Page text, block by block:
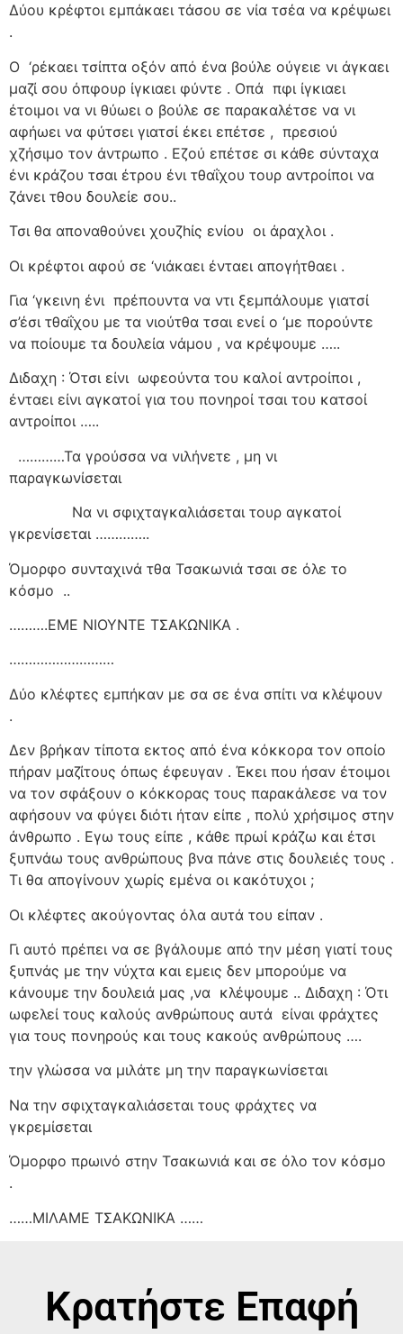
Δύου κρέφτοι εμπάκαει τάσου σε νία τσέα να κρέψωει
.
Ο ‘ρέκαει τσίπτα οξόν από ένα βούλε ούγειε νι άγκαει
μαζί σου όπφουρ ίγκιαει φύντε . Οπά πφι ίγκιαει
έτοιμοι να νι θύωει ο βούλε σε παρακαλέτσε να νι
αφήωει να φύτσει γιατσί έκει επέτσε , πρεσιού
χζήσιμο τον άντρωπο . Εζού επέτσε σι κάθε σύνταχα
ένι κράζου τσαι έτρου ένι τθαΐχου τουρ αντροίποι να
ζάνει τθου δουλείε σου..
Τσι θα αποναθούνει χουζhίς ενίου οι άραχλοι .
Οι κρέφτοι αφού σε ‘νιάκαει ένταει απογήτθαει .
Για ‘γκεινη ένι πρέπουντα να ντι ξεμπάλουμε γιατσί
σ’έσι τθαΐχου με τα νιούτθα τσαι ενεί ο ‘με πορούντε
να ποίουμε τα δουλεία νάμου , να κρέψουμε …..
Διδαχη : Ότσι είνι ωφεούντα του καλοί αντροίποι ,
ένταει είνι αγκατοί για του πονηροί τσαι του κατσοί
αντροίποι …..
…………Τα γρούσσα να νιλήνετε , μη νι
παραγκωνίσεται
Να νι σφιχταγκαλιάσεται τουρ αγκατοί
γκρενίσεται …………..
Όμορφο συνταχινά τθα Τσακωνιά τσαι σε όλε το
κόσμο ..
……….ΕΜΕ ΝΙΟΥΝΤΕ ΤΣΑΚΩΝΙΚΑ .
………………………
Δύο κλέφτες εμπήκαν με σα σε ένα σπίτι να κλέψουν
.
Δεν βρήκαν τίποτα εκτος από ένα κόκκορα τον οποίο
πήραν μαζίτους όπως έφευγαν . Έκει που ήσαν έτοιμοι
να τον σφάξουν ο κόκκορας τους παρακάλεσε να τον
αφήσουν να φύγει διότι ήταν είπε , πολύ χρήσιμος στην
άνθρωπο . Εγω τους είπε , κάθε πρωί κράζω και έτσι
ξυπνάω τους ανθρώπους βνα πάνε στις δουλειές τους .
Τι θα απογίνουν χωρίς εμένα οι κακότυχοι ;
Οι κλέφτες ακούγοντας όλα αυτά του είπαν .
Γι αυτό πρέπει να σε βγάλουμε από την μέση γιατί τους
ξυπνάς με την νύχτα και εμεις δεν μπορούμε να
κάνουμε την δουλειά μας ,να κλέψουμε .. Διδαχη : Ότι
ωφελεί τους καλούς ανθρώπους αυτά είναι φράχτες
για τους πονηρούς και τους κακούς ανθρώπους ….
την γλώσσα να μιλάτε μη την παραγκωνίσεται
Να την σφιχταγκαλιάσεται τους φράχτες να
γκρεμίσεται
Όμορφο πρωινό στην Τσακωνιά και σε όλο τον κόσμο
.
……ΜΙΛΑΜΕ ΤΣΑΚΩΝΙΚΑ ……
Κρατήστε Επαφή